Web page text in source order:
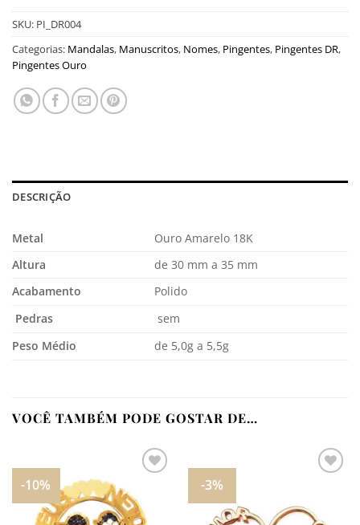
SKU: PI_DR004
Categorias: Mandalas, Manuscritos, Nomes, Pingentes, Pingentes DR,
Pingentes Ouro
DESCRIÇÃO
Metal
Ouro Amarelo 18K
Altura
de 30 mm a 35 mm
Acabamento
Polido
Pedras
sem
Peso Médio
de 5,0g a 5,5g
VOCÊ TAMBÉM PODE GOSTAR DE…
-10%
meus
desejos
-3%
meus
desejos